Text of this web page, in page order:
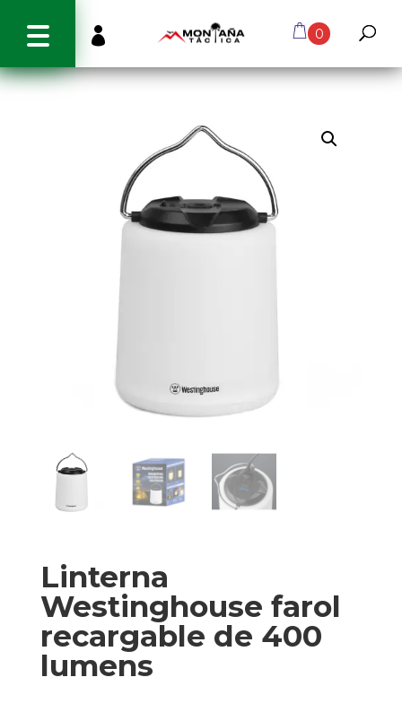
0

Linterna
Westinghouse farol
recargable de 400
lumens